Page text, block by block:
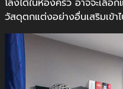
โล่งได้ในห้องครัว อาจจะเลือ
วัสดุตกแต่งอย่างอื่นเสริมเข้า